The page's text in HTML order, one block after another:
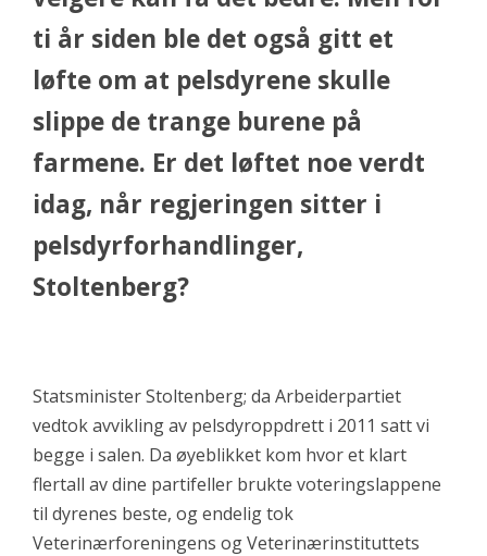
ti år siden ble det også gitt et
løfte om at pelsdyrene skulle
slippe de trange burene på
farmene. Er det løftet noe verdt
idag, når regjeringen sitter i
pelsdyrforhandlinger,
Stoltenberg?
Statsminister Stoltenberg; da Arbeiderpartiet
vedtok avvikling av pelsdyroppdrett i 2011 satt vi
begge i salen. Da øyeblikket kom hvor et klart
flertall av dine partifeller brukte voteringslappene
til dyrenes beste, og endelig tok
Veterinærforeningens og Veterinærinstituttets